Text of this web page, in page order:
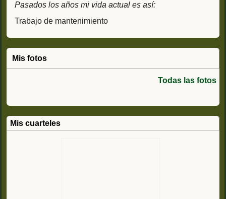
Pasados los años mi vida actual es así:
Trabajo de mantenimiento
Mis fotos
Todas las fotos
Mis cuarteles